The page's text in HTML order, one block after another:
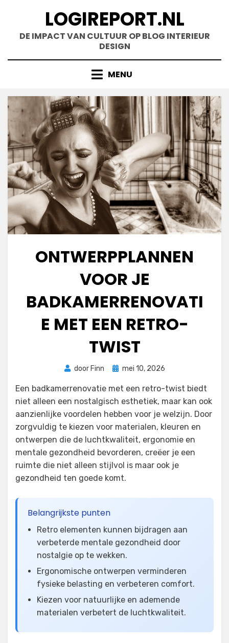
inhoud
LOGIREPORT.NL
DE IMPACT VAN CULTUUR OP BLOG INTERIEUR
DESIGN
MENU
ONTWERPPLANNEN
VOOR JE
BADKAMERRENOVATI
E MET EEN RETRO-
TWIST
door Finn
Geplaatst
mei 10, 2026
Een badkamerrenovatie met een retro-twist biedt
niet alleen een nostalgisch esthetiek, maar kan ook
aanzienlijke voordelen hebben voor je welzijn. Door
zorgvuldig te kiezen voor materialen, kleuren en
ontwerpen die de luchtkwaliteit, ergonomie en
mentale gezondheid bevorderen, creëer je een
ruimte die niet alleen stijlvol is maar ook je
gezondheid ten goede komt.
Belangrijkste punten
Retro elementen kunnen bijdragen aan
verbeterde mentale gezondheid door
nostalgie op te wekken.
Ergonomische ontwerpen verminderen
fysieke belasting en verbeteren comfort.
Kiezen voor natuurlijke en ademende
materialen verbetert de luchtkwaliteit.